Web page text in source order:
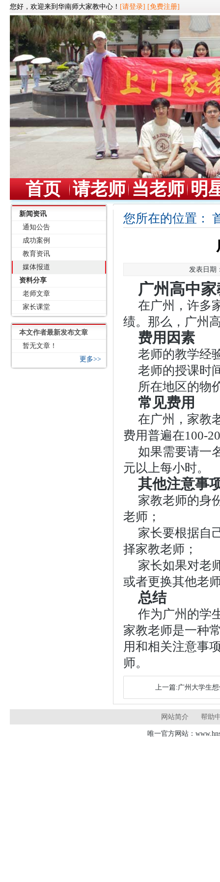
您好，欢迎来到华南师大家教中心！ [请登录] [免费注册]
首页 请老师 当老师 明
新闻资讯
通知公告
成功案例
教育资讯
媒体报道
资料分享
老师文章
家长课堂
本文作者最新发布文章
暂无文章！
更多>>
您所在的位置：
发表日期
广州高中
在广州，许多
绩。那么，广州
费用因素
老师的教学经
老师的授课时
所在地区的物
常见费用
在广州，家教
费用普遍在100-
如果需要请一
元以上每小时。
其他注意事
家教老师的身
老师；
家长要根据自
择家教老师；
家长如果对老
或者更换其他老
总结
作为广州的学
家教老师是一种
用和相关注意事
师。
上一篇:广州大学生
网站简介 帮助
唯一官方网站：